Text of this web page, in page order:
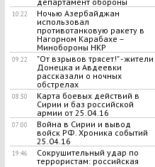
10:22
Ночью Азербайджан
использовал
противотанковую ракету в
Нагорном Карабахе –
Минобороны НКР
09:22
"От взрывов трясет!" - жители
Донецка и Авдеевки
рассказали о ночных
обстрелах
08:30
Карта боевых действий в
Сирии и баз российской
армии от 25.04.16
07:00
Война в Сирии и вывод
войск РФ. Хроника событий
25.04.16
19:46
Сокрушительный удар по
террористам: российская